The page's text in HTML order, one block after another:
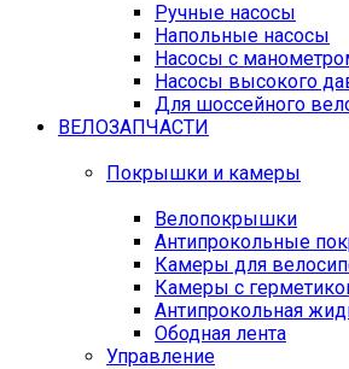
Ручные насосы
Напольные насосы
Насосы с
Насосы высокого
Для шоссейного
ВЕЛОЗАПЧАСТИ
Покрышки и камеры
Велопокрышки
Антипрокольные
Камеры для
Камеры с
Антипрокольная
Ободная лента
Управление